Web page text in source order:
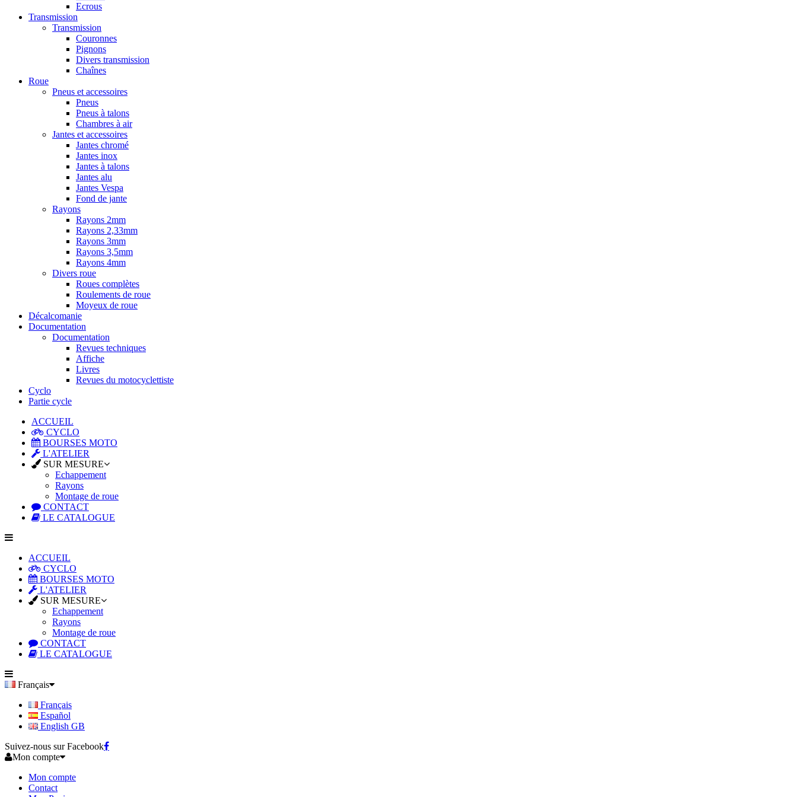
Ecrous
Transmission
Transmission
Couronnes
Pignons
Divers transmission
Chaînes
Roue
Pneus et accessoires
Pneus
Pneus à talons
Chambres à air
Jantes et accessoires
Jantes chromé
Jantes inox
Jantes à talons
Jantes alu
Jantes Vespa
Fond de jante
Rayons
Rayons 2mm
Rayons 2,33mm
Rayons 3mm
Rayons 3,5mm
Rayons 4mm
Divers roue
Roues complètes
Roulements de roue
Moyeux de roue
Décalcomanie
Documentation
Documentation
Revues techniques
Affiche
Livres
Revues du motocyclettiste
Cyclo
Partie cycle
ACCUEIL
CYCLO
BOURSES MOTO
L'ATELIER
SUR MESURE
Echappement
Rayons
Montage de roue
CONTACT
LE CATALOGUE
ACCUEIL
CYCLO
BOURSES MOTO
L'ATELIER
SUR MESURE
Echappement
Rayons
Montage de roue
CONTACT
LE CATALOGUE
Français
Français
Español
English GB
Suivez-nous sur Facebook
Mon compte
Mon compte
Contact